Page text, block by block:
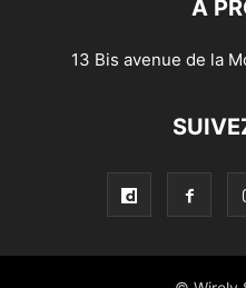
À
13 Bis avenue de la